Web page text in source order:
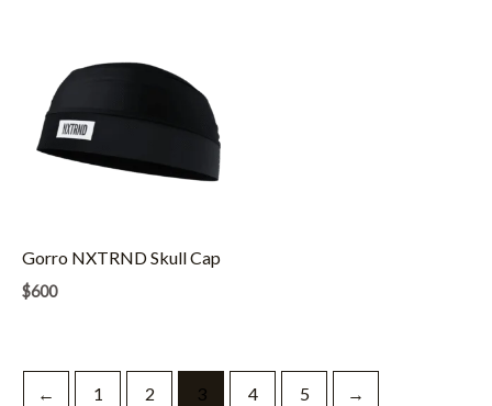
Gorro NXTRND Skull Cap
$600
← 1 2 3 4 5 →